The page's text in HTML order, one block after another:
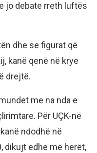
jo debate rreth luftës
dhe se figurat që
kanë qenë në krye
drejtë.
me na nda e
Për UÇK-në
ndodhë në
dikujt edhe më herët,